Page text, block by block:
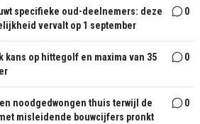
specifieke oud-deelnemers: deze
vervalt op 1 september
0
kans op hittegolf en maxima van 35
0
noodgedwongen thuis terwijl de
misleidende bouwcijfers pronkt
0